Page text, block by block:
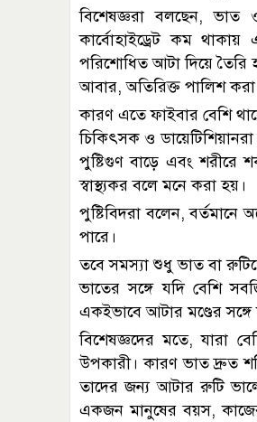
বিশেষজ্ঞরা বলছেন, ভাত
কার্বোহাইড্রেট কম থাকায়
পরিশোধিত আটা দিয়ে তৈরি
আবার, অতিরিক্ত পালিশ
কারণ এতে ফাইবার বেশি
চিকিৎসক ও
পুষ্টিগুণ বাড়ে এবং শরীরে
স্বাস্থ্যকর বলে মনে করা হয়।
পুষ্টিবিদরা বলেন, বর্তমানে
পারে।
তবে সমস্যা শুধু ভাত বা
ভাতের সঙ্গে যদি বেশি
একইভাবে আটার মণ্ডের
বিশেষজ্ঞদের মতে, যারা
উপকারী। কারণ ভাত দ্রুত
তাদের জন্য আটার রুটি
একজন মানুষের বয়স,